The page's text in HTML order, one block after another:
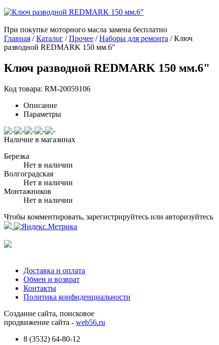
При покупке моторного масла замена бесплатно
Главная /Каталог /Прочее /Наборы для ремонта /Ключ
разводной REDMARK 150 мм.6"
Ключ разводной REDMARK 150 мм.6"
Код товара: RM-20059106
Описание
Параметры
Наличие в магазинах
Березка
Нет в наличии
Волгоградская
Нет в наличии
Монтажников
Нет в наличии
Чтобы комментировать, зарегистрируйтесь или авторизуйтесь
Доставка и оплата
Обмен и возврат
Контакты
Политика конфиденциальности
Создание сайта, поисковое
продвижение сайта - web56.ru
8 (3532) 64-80-12